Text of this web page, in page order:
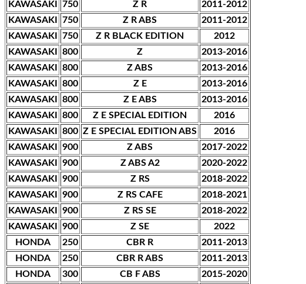
KAWASAKI
750 Z R
2011-2012
KAWASAKI
750 Z R ABS
2011-2012
KAWASAKI
750 Z R BLACK EDITION
2012
KAWASAKI
800 Z
2013-2016
KAWASAKI
800 Z ABS
2013-2016
KAWASAKI
800 Z E
2013-2016
KAWASAKI
800 Z E ABS
2013-2016
KAWASAKI
800 Z E SPECIAL EDITION
2016
KAWASAKI
800 Z E SPECIAL EDITION ABS
2016
KAWASAKI
900 Z ABS
2017-2022
KAWASAKI
900 Z ABS A2
2020-2022
KAWASAKI
900 Z RS
2018-2022
KAWASAKI
900 Z RS CAFE
2018-2021
KAWASAKI
900 Z RS SE
2018-2022
KAWASAKI
900 Z SE
2022
HONDA
250 CBR R
2011-2013
HONDA
250 CBR R ABS
2011-2013
HONDA
300 CB F ABS
2015-2020